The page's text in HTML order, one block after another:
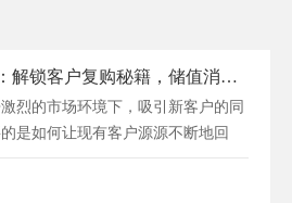
余额诱惑：解锁客户复购秘籍，储值消费成瘾之路
烈的市场环境下，吸引新客户的同
是如何让现有客户源源不断地回